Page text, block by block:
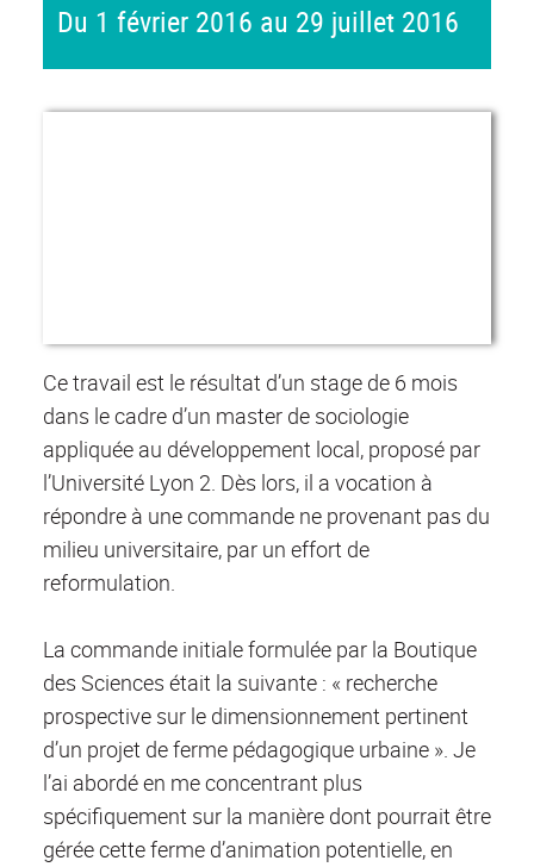
Du 1 février 2016 au 29 juillet 2016
Ce travail est le résultat d’un stage de 6 mois
dans le cadre d’un master de sociologie
appliquée au développement local, proposé par
l’Université Lyon 2. Dès lors, il a vocation à
répondre à une commande ne provenant pas du
milieu universitaire, par un effort de
reformulation.
La commande initiale formulée par la Boutique
des Sciences était la suivante : « recherche
prospective sur le dimensionnement pertinent
d’un projet de ferme pédagogique urbaine ». Je
l’ai abordé en me concentrant plus
spécifiquement sur la manière dont pourrait être
gérée cette ferme d’animation potentielle, en